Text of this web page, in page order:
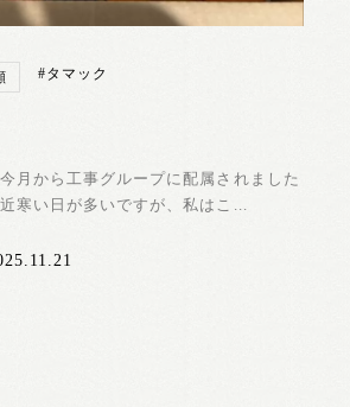
#タマック
月から工事グループに配属されました
寒い日が多いですが、私はこ...